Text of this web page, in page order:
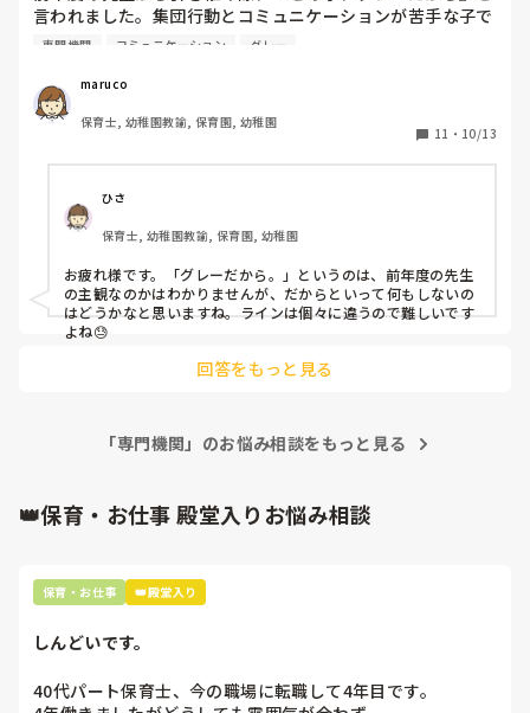
言われました。集団行動とコミュニケーションが苦手な子で
す。よく話を聞くと、だからといってその子のためになる事
い、保護者の方と様子を日々伝え合ったところ、専門機関に
相談したいと言ってくださいました。様子を見て成長に期待
したい気持ちも分かります。皆さんは、様子見と保護者への
専門機関 コミュニケーション グレー
maruco
保育士, 幼稚園教諭, 保育園, 幼稚園
11 ・ 10/13
ひさ
保育士, 幼稚園教諭, 保育園, 幼稚園
お疲れ様です。「グレーだから。」というのは、前年度の先生
の主観なのかはわかりませんが、だからといって何もしないの
はどうかなと思いますね。ラインは個々に違うので難しいです
よね😓
回答をもっと見る
「専門機関」のお悩み相談をもっと見る
👑保育・お仕事 殿堂入りお悩み相談
保育・お仕事 👑殿堂入り
しんどいです。
40代パート保育士、今の職場に転職して4年目です。